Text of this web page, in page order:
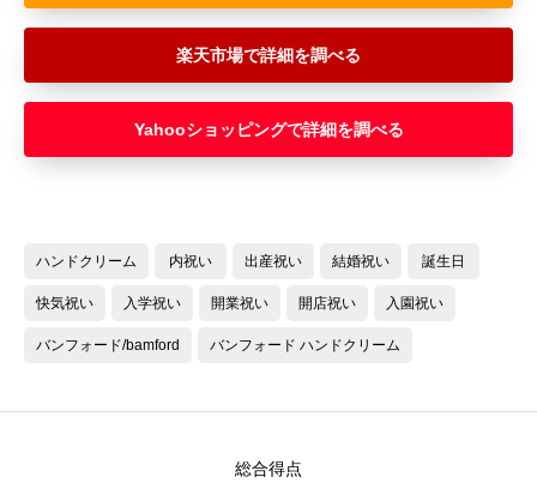
楽天市場
Yahooショッピング
ハンドクリーム 内祝い 出産祝い 結婚祝い 誕生日
快気祝い 入学祝い 開業祝い 開店祝い 入園祝い
バンフォード/bamford バンフォード ハンドクリーム
総合得点